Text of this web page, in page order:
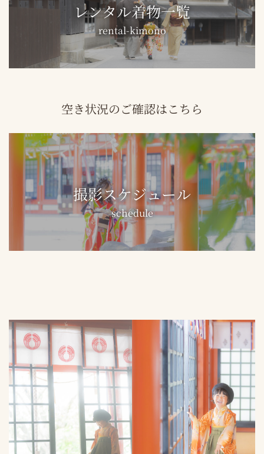
レンタル着物一覧
rental-kimono
空き状況のご確認はこちら
撮影スケジュール
schedule